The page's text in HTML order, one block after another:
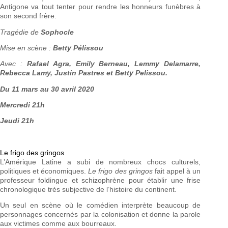
Antigone va tout tenter pour rendre les honneurs funèbres à
son second frère.
Tragédie de Sophocle
Mise en scène : Betty Pélissou
Avec : Rafael Agra, Emily Berneau, Lemmy Delamarre,
Rebecca Lamy, Justin Pastres et Betty Pelissou.
Du 11 mars au 30 avril 2020
Mercredi 21h
Jeudi 21h
Le frigo des gringos
L’Amérique Latine a subi de nombreux chocs culturels,
politiques et économiques.Le frigo des gringos fait appel à un
professeur foldingue et schizophrène pour établir une frise
chronologique très subjective de l’histoire du continent.
Un seul en scène où le comédien interprète beaucoup de
personnages concernés par la colonisation et donne la parole
aux victimes comme aux bourreaux.